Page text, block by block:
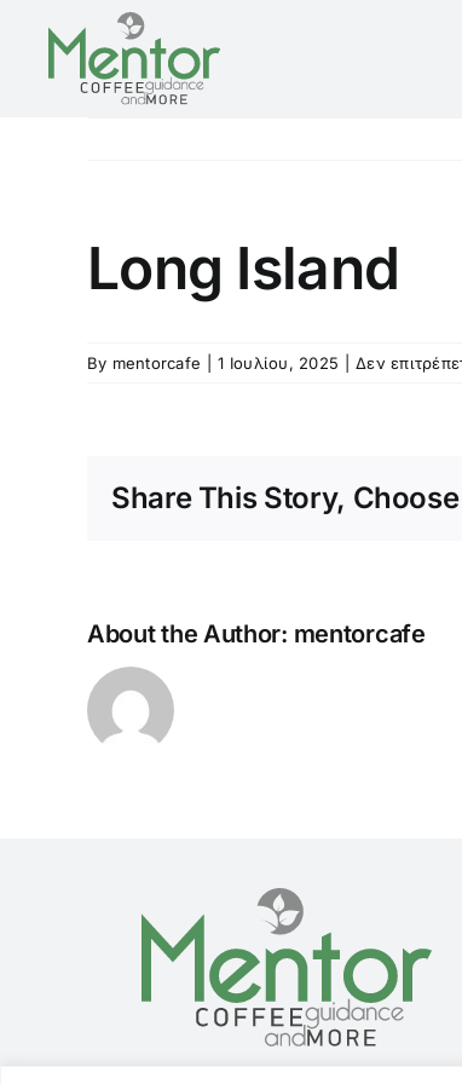
content
Long Island
By mentorcafe 1 Ιουλίου, 2025 Δεν
Share This Story,
About the Author: mentorcafe